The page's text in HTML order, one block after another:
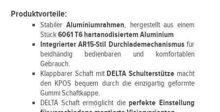
Produktvorteile:
Stabiler Aluminiumrahmen, hergestellt aus einem
Stück6061 T6 hartanodisiertem Aluminium
Integrierter AR15-Stil Durchlademechanismusfür
beidhändig bedienbaren und komfortablen
Gebrauch.
Klappbarer Schaft mit DELTA Schulterstützemacht
den KPOS bequem durch die einzigartig geformte
Gummi Schaftkappe.
DELTA Schaft ermöglicht dieperfekte Einstellung